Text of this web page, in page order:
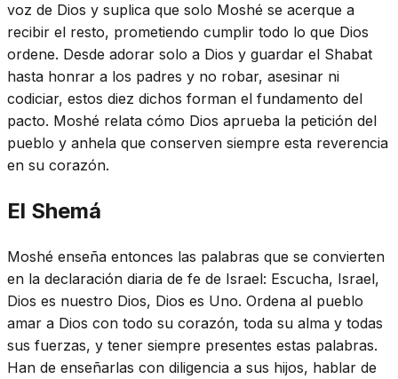
voz de Dios y suplica que solo Moshé se acerque a
recibir el resto, prometiendo cumplir todo lo que Dios
ordene. Desde adorar solo a Dios y guardar el Shabat
hasta honrar a los padres y no robar, asesinar ni
codiciar, estos diez dichos forman el fundamento del
pacto. Moshé relata cómo Dios aprueba la petición del
pueblo y anhela que conserven siempre esta reverencia
en su corazón.
El Shemá
Moshé enseña entonces las palabras que se convierten
en la declaración diaria de fe de Israel: Escucha, Israel,
Dios es nuestro Dios, Dios es Uno. Ordena al pueblo
amar a Dios con todo su corazón, toda su alma y todas
sus fuerzas, y tener siempre presentes estas palabras.
Han de enseñarlas con diligencia a sus hijos, hablar de